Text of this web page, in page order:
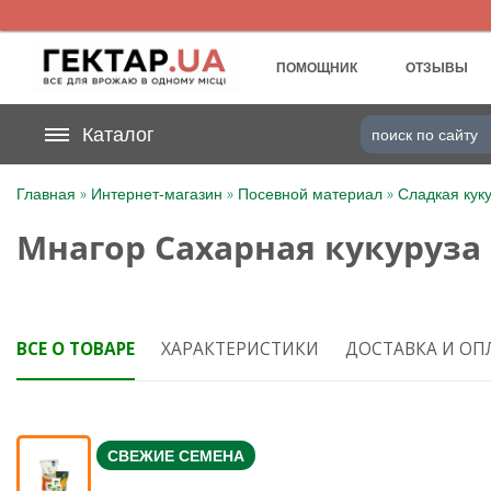
ПОМОЩНИК ОТЗЫВЫ
UA
На вашем
бонусном счете
Отзывы
Корзина
Каталог
Главная » Интернет-магазин » Посевной материал » Сладкая
Мнагор Сахарная
ВСЕ О ТОВАРЕ ХАРАКТЕРИСТИКИ ДОСТАВКА И
СВЕЖИЕ СЕМЕНА